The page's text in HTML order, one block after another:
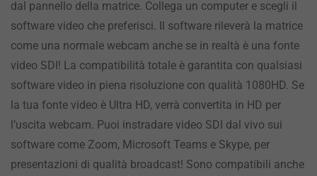
dal pannello della matrice. Collega un computer e scegli il
software video che preferisci. Il software rileverà la matrice
come una normale webcam anche se in realtà è una fonte
video SDI! La compatibilità totale è garantita con qualsiasi
software video in piena risoluzione con qualità 1080HD. Se
la tua fonte video è Ultra HD, verrà convertita in HD per
l’uscita webcam. Puoi instradare video SDI dal vivo sui
software come Zoom, Microsoft Teams e Skype, per
presentazioni di qualità broadcast! Sono compatibili anche